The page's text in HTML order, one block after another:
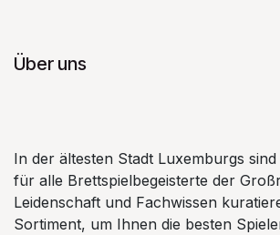
Über uns
In der ältesten Stadt Luxemburgs
für alle Brettspielbegeisterte der
Leidenschaft und Fachwissen
Sortiment, um Ihnen die besten